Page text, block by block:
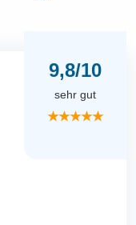
9,8/10
sehr gut
★★★★★